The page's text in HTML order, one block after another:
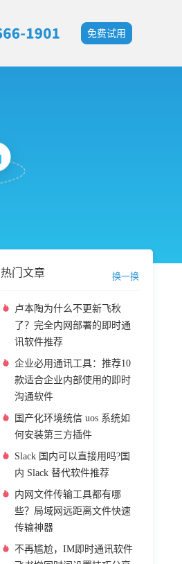
免费试用
热门文章 换一换
卢本陶为什么不更新飞秋
了？完全内网部署的即时通
讯软件推荐
企业必用通讯工具：推荐10
款适合企业内部使用的即时
沟通软件
国产化环境统信 uos 系统如
何安装第三方插件
Slack 国内可以直接用吗?国
内 Slack 替代软件推荐
内网文件传输工具都有哪
些？局域网远距离文件快速
传输神器
不再尴尬，IM即时通讯软件